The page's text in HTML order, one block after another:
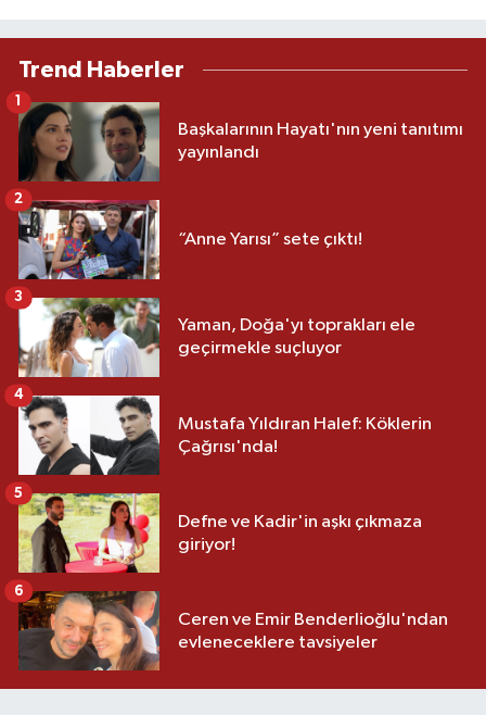
Trend Haberler
Başkalarının Hayatı'nın yeni tanıtımı
yayınlandı
1
“Anne Yarısı” sete çıktı!
2
Yaman, Doğa'yı toprakları ele
geçirmekle suçluyor
3
Mustafa Yıldıran Halef: Köklerin
Çağrısı'nda!
4
Defne ve Kadir'in aşkı çıkmaza
giriyor!
5
Ceren ve Emir Benderlioğlu'ndan
evleneceklere tavsiyeler
6